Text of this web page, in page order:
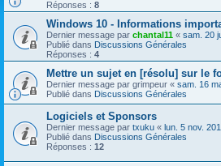
Réponses : 8
Windows 10 - Informations
Dernier message par chantal11 « sam. 20
Publié dans Discussions Générales
Réponses : 4
Mettre un sujet en [résolu] sur le
Dernier message par grimpeur « sam. 16
Publié dans Discussions Générales
Logiciels et Sponsors
Dernier message par txuku « lun. 5 nov.
Publié dans Discussions Générales
Réponses : 12